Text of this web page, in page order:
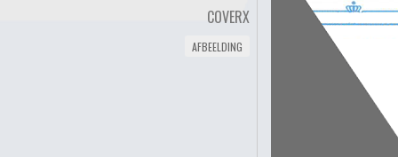
COVERX
AFBEELDING